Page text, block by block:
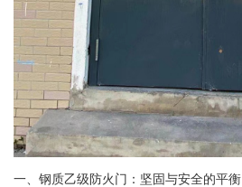
一、钢质乙级防火门：坚固与安全的平衡